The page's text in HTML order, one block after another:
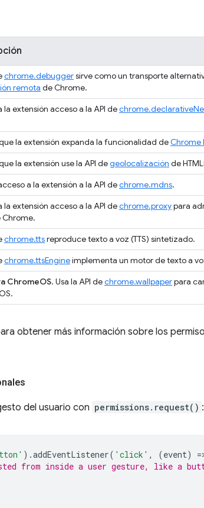
chrome.debuggersirve como un transporte
remota de Chrome.
la extensión acceso a la API de
la extensión expanda la funcionalidad deChrome
la extensión use la API degeolocalización de
a la extensión a la API dechrome.mdns.
la extensión acceso a la API dechrome.proxypara
Chrome.
chrome.ttsreproduce texto a voz (TTS) sintetizado.
chrome.ttsEngineimplementa un motor de texto a
ChromeOS. Usa la API dechrome.wallpaperpara
obtener más información sobre los
del usuario con permissions.request() :
).addEventListener( 'click' , (event) =
from inside a user gesture, like a